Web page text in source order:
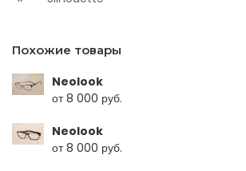
Похожие товары
Neolook
от 8 000 руб.
Neolook
от 8 000 руб.